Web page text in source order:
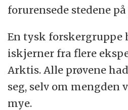
forurensede stedene
En tysk forskergruppe
iskjerner fra flere
Arktis. Alle prøvene
seg, selv om mengden
mye.